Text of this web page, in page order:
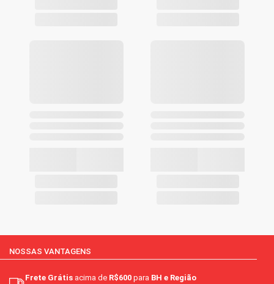
NOSSAS VANTAGENS
Frete Grátis acima de R$600 para BH e Região